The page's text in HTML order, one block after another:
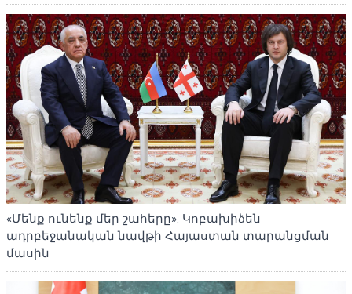
«Մենք ունենք մեր շահերը». Կոբախիձեն
ադրբեջանական նավթի Հայաստան տարանցման
մասին